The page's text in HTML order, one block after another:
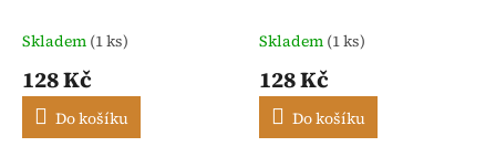
Skladem (1 ks)
128 Kč
Do košíku
Skladem (1 ks)
128 Kč
Do košíku